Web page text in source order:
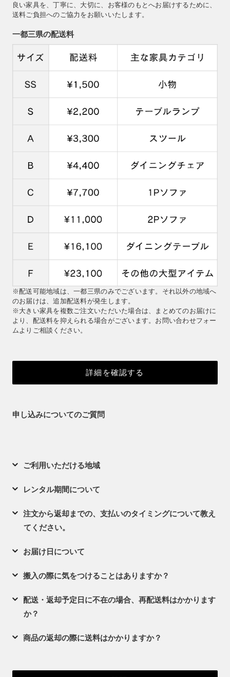
良い家具を、丁寧に、大切に、お客様のもとへお届けするために、
送料ご負担へのご協力をお願いいたします。
一都三県の配送料
※配送可能地域は、一都三県のみでございます。それ以外の地域へ
のお届けは、追加配送料が発生します。
※大きい家具を複数ご注文いただいた場合は、まとめてのお届けに
より、配送料を抑えられる場合がございます。お問い合わせフォー
ムよりご相談ください。
詳細を確認する
申し込みについてのご質問
ご利用いただける地域
レンタル期間について
注文から返却までの、支払いのタイミングについて教え
てください。
お届け日について
搬入の際に気をつけることはありますか？
配送・返却予定日に不在の場合、再配送料はかかります
か？
商品の返却の際に送料はかかりますか？